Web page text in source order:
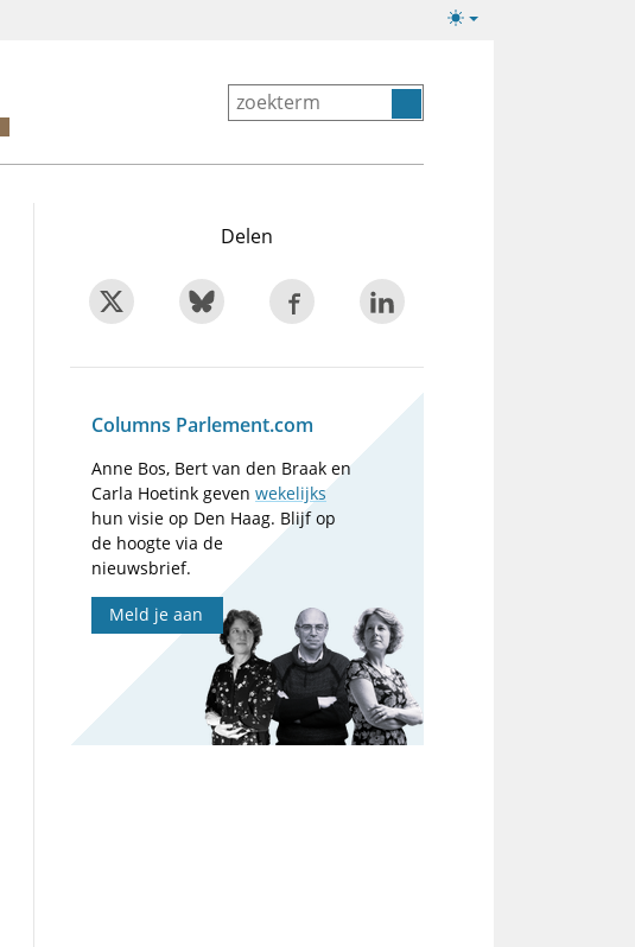
Lichte/donkere
Delen
Columns Parlement.com
Anne Bos, Bert van den Braak en
Carla Hoetink gevenwekelijks
hun visie op Den Haag. Blijf op
de hoogte via de
nieuwsbrief.
Meld je aan